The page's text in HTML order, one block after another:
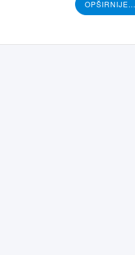
OPŠIRNIJE...